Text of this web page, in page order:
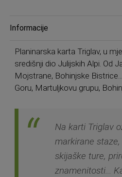
Informacije
Planinarska karta Triglav, u
središnji dio Julijskih Alpi. Od
Mojstrane, Bohinjske
Goru, Martuljkovu grupu,
Na karti Triglav
markirane
skijaške ture,
znamenitosti...